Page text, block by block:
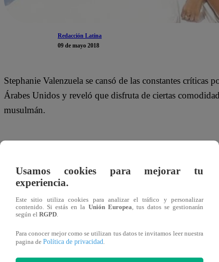
Redacción Latina
09 de mayo 2018
Stephanie Valenzuela se cansó de las constantes
Árabes Unidos y reveló que disfruta de ciertas
musulmán.
qué inventarme tantas tonterías o fijarse en mi ropa”,
“Él tiene hasta pasaporte diplomático, de príncipe. Si
sería mentira. A fin de cuentas, casi me caso con él. Ya
Usamos cookies para mejorar tu
experiencia.
Este sitio utiliza cookies para analizar el tráfico y personalizar
contenido. Si estás en la Unión Europea , tus datos se gestionarán
según el RGPD
Para conocer mejor como se utilizan tus datos te invitamos leer nuestra
pagina de Política de privacidad